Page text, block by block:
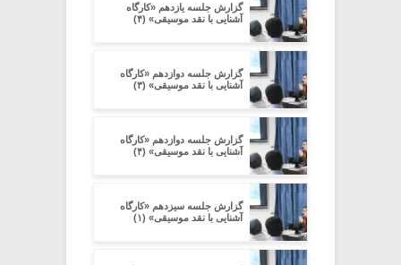
گزارش جلسه یازدهم «کارگاه
آشنایی با نقد موسیقی» (۴)
گزارش جلسه دوازدهم «کارگاه
آشنایی با نقد موسیقی» (۳)
گزارش جلسه دوازدهم «کارگاه
آشنایی با نقد موسیقی» (۴)
گزارش جلسه سیزدهم «کارگاه
آشنایی با نقد موسیقی» (۱)